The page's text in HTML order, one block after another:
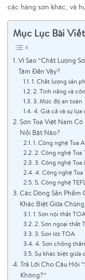
các hãng sơn khác, và
Mục Lục Bài Viết
Vì Sao “Chất Lượng
Tâm Đến Vậy?
1. Chất lượng sản
2. Tính năng và
3. Mức độ an toàn
4. Giá cả và sự lựa
Sơn Toa Việt Nam
Nổi Bật Nào?
1. Công nghệ Toa
2. Công nghệ Toa
3. Công nghệ Toa
4. Công nghệ
5. Công nghệ
Các Dòng Sản Phẩm
Khác Biệt Giữa Chúng
1. Sơn nội thất
2. Sơn ngoại thất
3. Sơn lót TOA
4. Sơn chống
Sự khác biệt giữa
Trả Lời Cho Câu Hỏi
Không?”